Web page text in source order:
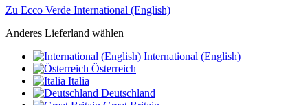
Zu Ecco Verde International (English)
Anderes Lieferland wählen
International (English)
Österreich
Italia
Deutschland